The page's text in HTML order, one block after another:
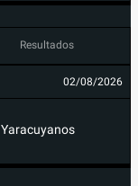
Resultados
02/08/2026
Yaracuyanos